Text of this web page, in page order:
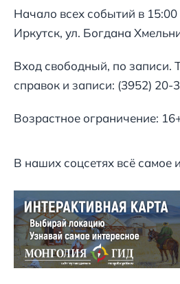
Начало всех событий в
Иркутск, ул. Богдана
Вход свободный, по записи.
справок и записи: (3952) 20-
Возрастное ограничение:
В наших соцсетях всё самое